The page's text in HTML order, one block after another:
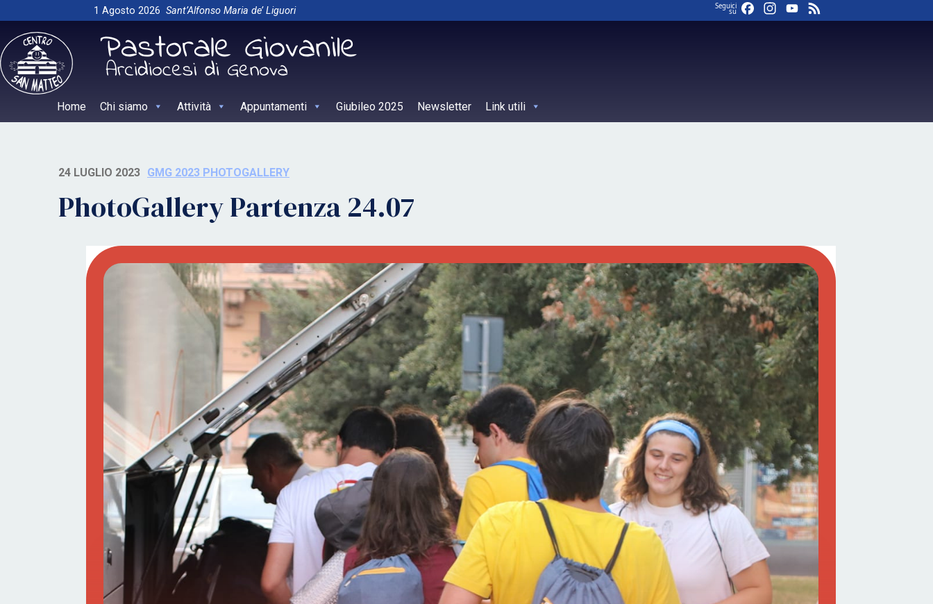
to
content
1 Agosto 2026 Sant’Alfonso Maria de’ Liguori Seguici
su FacebookInstagram
YouTube
Home Chi siamo Attività Appuntamenti Giubileo 2025 Newsletter Link utili
24 LUGLIO 2023 GMG 2023 PHOTOGALLERY
PhotoGallery Partenza 24.07